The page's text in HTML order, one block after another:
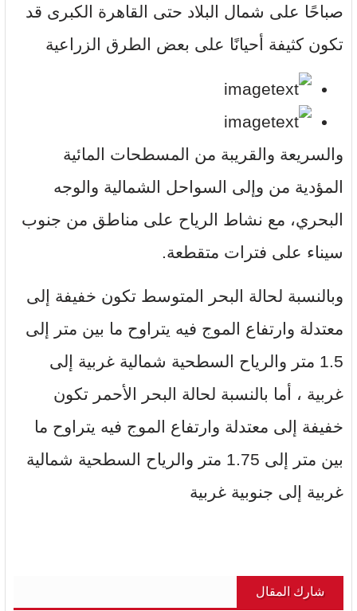
صباحًا على شمال البلاد حتى القاهرة الكبرى قد
تكون كثيفة أحيانًا على بعض الطرق الزراعية
والسريعة والقريبة من المسطحات المائية
المؤدية من وإلى السواحل الشمالية والوجه
البحري، مع نشاط الرياح على مناطق من جنوب
سيناء على فترات متقطعة.
وبالنسبة لحالة البحر المتوسط تكون خفيفة إلى
معتدلة وارتفاع الموج فيه يتراوح ما بين متر إلى
1.5 متر والرياح السطحية شمالية غربية إلى
غربية ، أما بالنسبة لحالة البحر الأحمر تكون
خفيفة إلى معتدلة وارتفاع الموج فيه يتراوح ما
بين متر إلى 1.75 متر والرياح السطحية شمالية
غربية إلى جنوبية غربية
شارك المقال